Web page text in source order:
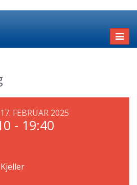
FEBRUAR 2025
- 19:40